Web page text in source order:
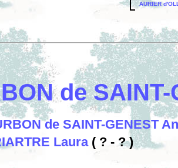
AURIER
de SAINT-
de SAINT-GENEST
Laura( ? - ? )